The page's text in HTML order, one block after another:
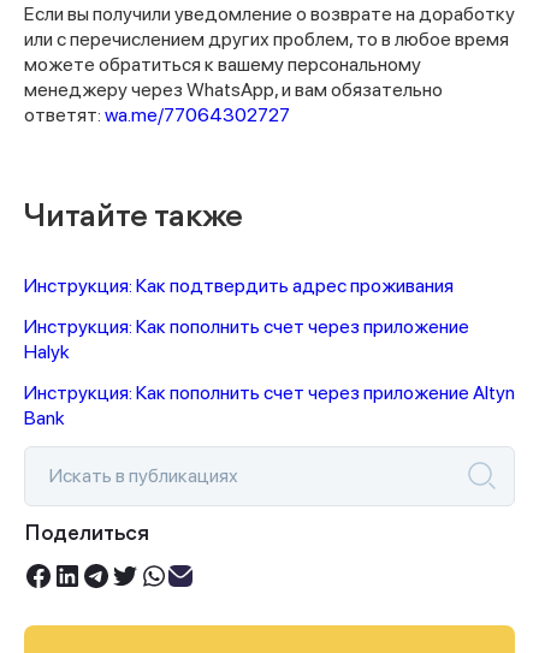
Если вы получили уведомление о возврате на доработку
или с перечислением других проблем, то в любое время
можете обратиться к вашему персональному
менеджеру через WhatsApp, и вам обязательно
ответят: wa.me/77064302727
Читайте также
Инструкция: Как подтвердить адрес проживания
Инструкция: Как пополнить счет через приложение
Halyk
Инструкция: Как пополнить счет через приложение Altyn
Bank
Поделиться